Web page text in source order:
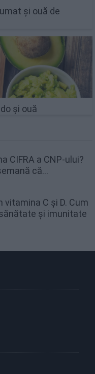
și ouă de
și ouă
CIFRA a CNP-ului?
că...
C și D. Cum
și imunitate